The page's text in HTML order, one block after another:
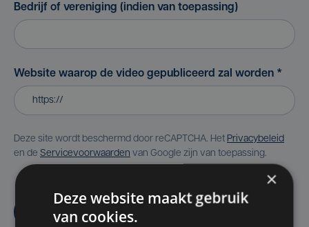
Bedrijf of vereniging (indien van toepassing)
Website waarop de video gepubliceerd zal worden *
Deze site wordt beschermd door reCAPTCHA. Het Privacybeleid
en de Servicevoorwaarden van Google zijn van toepassing.
Aanvragen
×
Deze website maakt gebruik
van cookies.